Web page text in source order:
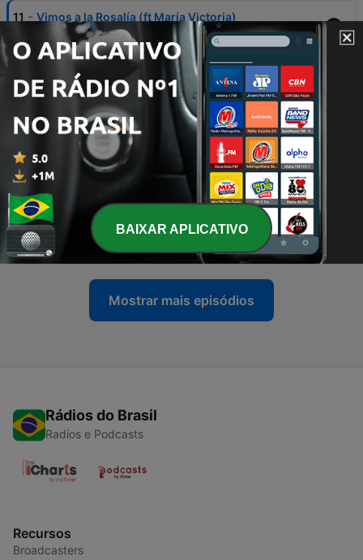
11 - Vimos a la Rosalía (ft María Victoria)
04 set. 2022
28 ago. 2022
9 - ¿Quienes son nuestros padres?
8 - Hablemos de amistades
07 ago. 2022
7 - Nuestras pasiones ¿por que nos averguenzan?
24 jul. 2022
Mostrar mais episódios
Rádios do Brasil
Radios e Podcasts
Recursos
Broadcasters
BAIXAR APLICATIVO